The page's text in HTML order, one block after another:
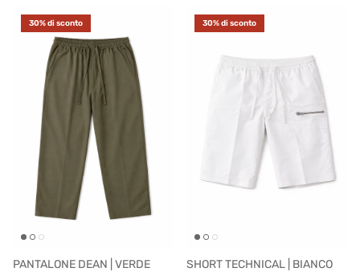
30% di sconto
PANTALONE DEAN | VERDE
30% di sconto
SHORT TECHNICAL | BIANCO